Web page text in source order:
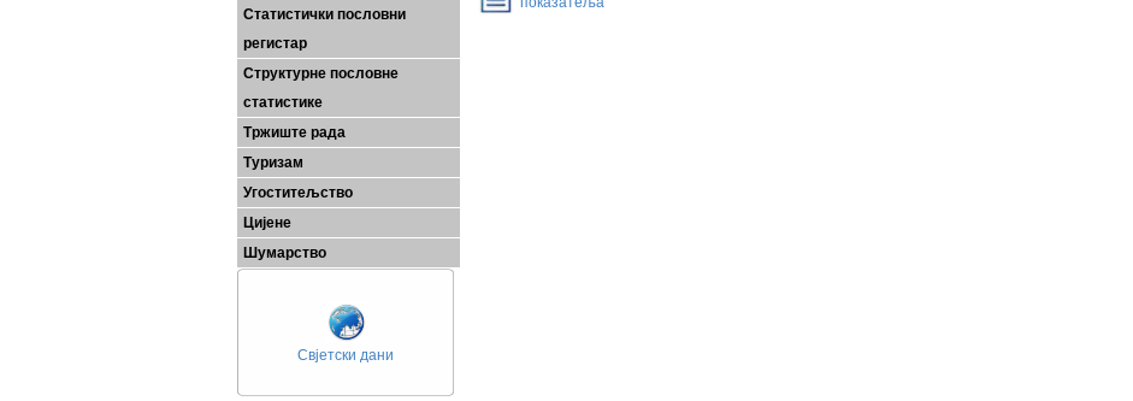
Статистички пословни
регистар
Структурне пословне
статистике
Тржиште рада
Туризам
Угоститељство
Цијене
Шумарство
Свјетски дани